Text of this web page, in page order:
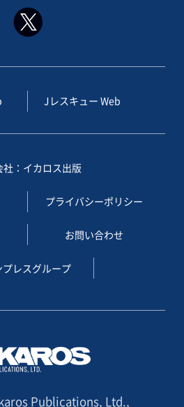
Jレスキュー Web
社：イカロス出版
プライバシーポリシー
お問い合わせ
プレスグループ
Publications, Ltd.,